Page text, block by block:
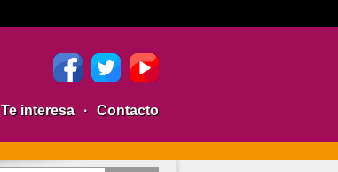
Te interesa · Contacto